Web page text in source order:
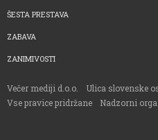
ŠESTA PRESTAVA
ZABAVA
ZANIMIVOSTI
Večer mediji d.o.o.
Ulica slovenske
Vse pravice pridržane
Nadzorni